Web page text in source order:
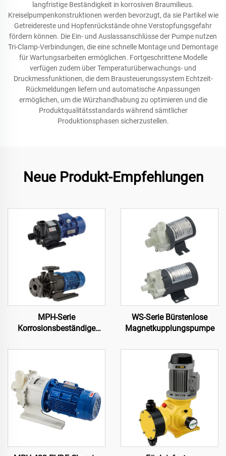
langfristige Beständigkeit in korrosiven Braumilieus.
Kreiselpumpenkonstruktionen werden bevorzugt, da sie Partikel wie
Getreidereste und Hopfenrückstände ohne Verstopfungsgefahr
fördern können. Die Ein- und Auslassanschlüsse der Pumpe nutzen
Tri-Clamp-Verbindungen, die eine schnelle Montage und Demontage
für Wartungsarbeiten ermöglichen. Fortgeschrittene Modelle
verfügen zudem über Temperaturüberwachungs- und
Druckmessfunktionen, die dem Brausteuerungssystem Echtzeit-
Rückmeldungen liefern und automatische Anpassungen
ermöglichen, um die Würzhandhabung zu optimieren und die
Produktqualitätsstandards während sämtlicher
Produktionsphasen sicherzustellen.
Neue Produkt-Empfehlungen
MPH-Serie
Korrosionsbeständige
WS-Serie Bürstenlose
Magnetkupplungspumpe